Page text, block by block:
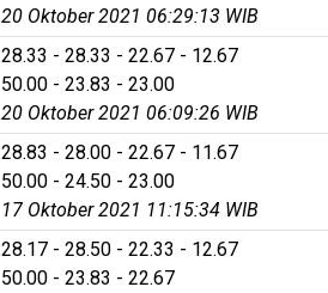
20 Oktober 2021 06:29:13 WIB
28.33 - 28.33 - 22.67 - 12.67
50.00 - 23.83 - 23.00
20 Oktober 2021 06:09:26 WIB
28.83 - 28.00 - 22.67 - 11.67
50.00 - 24.50 - 23.00
17 Oktober 2021 11:15:34 WIB
28.17 - 28.50 - 22.33 - 12.67
50.00 - 23.83 - 22.67